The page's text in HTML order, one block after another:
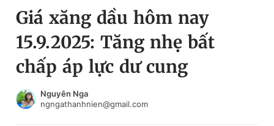
Chuyên mục
Chuyên mục khác
Chào ngày mới
Đổi mật khẩu
Tin đã lưu
Tin đã xem
Đăng xuất
Giá xăng dầu hôm nay
15.9.2025: Tăng nhẹ bất
chấp áp lực dư cung
Nguyên Nga
ngngathanhnien@gmail.com